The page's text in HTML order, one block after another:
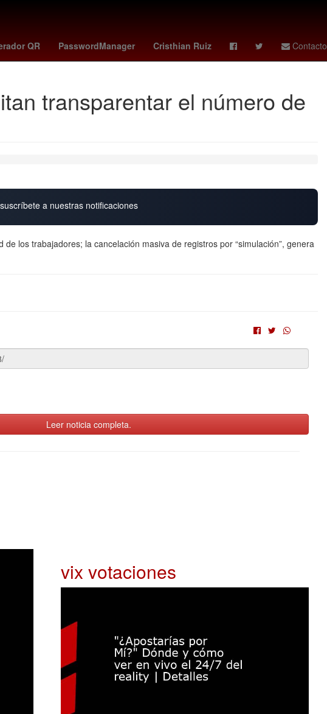
QR PasswordManager Cristhian Ruiz Contacto
La Torre Oscura Paco López Apollo Crews james tolkan
transparentar el número de
a nuestras notificaciones
los trabajadores; la cancelación masiva de registros por “simulación”, genera
Leer noticia completa.
vix votaciones